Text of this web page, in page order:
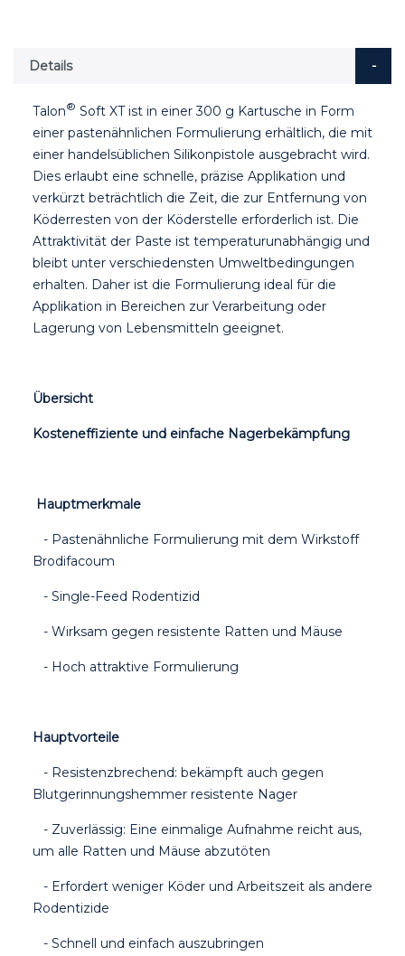
Details
Talon® Soft XT ist in einer 300 g Kartusche in Form
einer pastenähnlichen Formulierung erhältlich, die mit
einer handelsüblichen Silikonpistole ausgebracht wird.
Dies erlaubt eine schnelle, präzise Applikation und
verkürzt beträchtlich die Zeit, die zur Entfernung von
Köderresten von der Köderstelle erforderlich ist. Die
Attraktivität der Paste ist temperaturunabhängig und
bleibt unter verschiedensten Umweltbedingungen
erhalten. Daher ist die Formulierung ideal für die
Applikation in Bereichen zur Verarbeitung oder
Lagerung von Lebensmitteln geeignet.
Übersicht
Kosteneffiziente und einfache Nagerbekämpfung
Hauptmerkmale
- Pastenähnliche Formulierung mit dem Wirkstoff
Brodifacoum
- Single-Feed Rodentizid
- Wirksam gegen resistente Ratten und Mäuse
- Hoch attraktive Formulierung
Hauptvorteile
- Resistenzbrechend: bekämpft auch gegen
Blutgerinnungshemmer resistente Nager
- Zuverlässig: Eine einmalige Aufnahme reicht aus,
um alle Ratten und Mäuse abzutöten
- Erfordert weniger Köder und Arbeitszeit als andere
Rodentizide
- Schnell und einfach auszubringen